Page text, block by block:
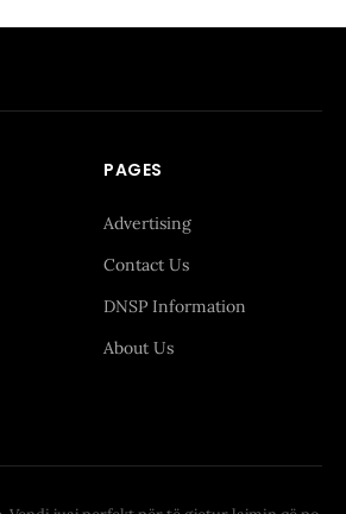
PAGES
Advertising
Contact Us
DNSP Information
About Us